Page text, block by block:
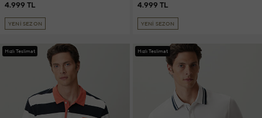
4.999 TL
YENİ SEZON
4.999 TL
YENİ SEZON
Hızlı Teslimat Hızlı Teslimat